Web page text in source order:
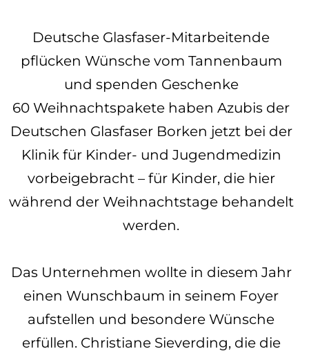
Deutsche Glasfaser-Mitarbeitende
pflücken Wünsche vom Tannenbaum
und spenden Geschenke
60 Weihnachtspakete haben Azubis der
Deutschen Glasfaser Borken jetzt bei der
Klinik für Kinder- und Jugendmedizin
vorbeigebracht – für Kinder, die hier
während der Weihnachtstage behandelt
werden.
Das Unternehmen wollte in diesem Jahr
einen Wunschbaum in seinem Foyer
aufstellen und besondere Wünsche
erfüllen. Christiane Sieverding, die die